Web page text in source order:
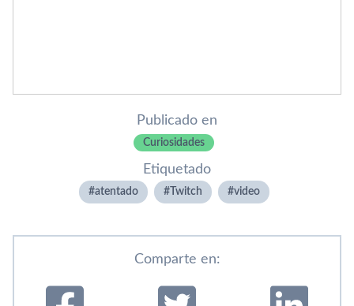
Publicado en
Curiosidades
Etiquetado
atentado Twitch video
Comparte en: